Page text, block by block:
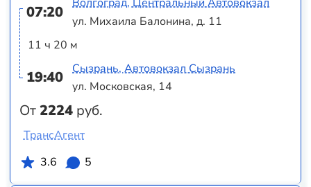
07:20
11 ч 20 м
19:40
От2224 руб.
ул. Михаила Балонина, д. 11
Сызрань, Автовокзал Сызрань
ул. Московская, 14
ТрансАгент
3.6
5